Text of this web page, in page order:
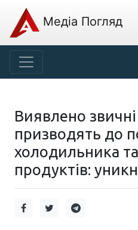
Медіа Погляд
Виявлено
призводять до
холодильника
продуктів: